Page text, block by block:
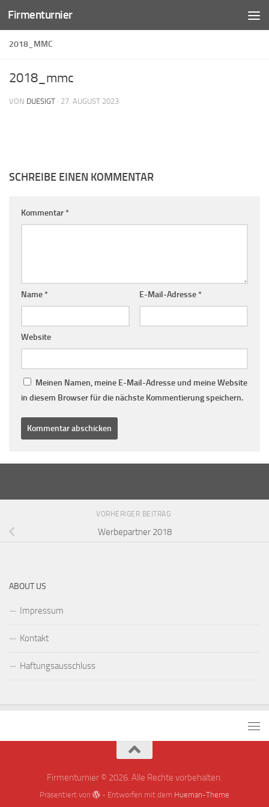
Zum Inhalt springen
Firmenturnier
2018_MMC
2018_mmc
VON DUESIGT · 27. AUGUST 2023
SCHREIBE EINEN KOMMENTAR
Kommentar *
Name * E-Mail-Adresse *
Website
Meinen Namen, meine E-Mail-Adresse und meine Website
in diesem Browser für die nächste Kommentierung speichern.
VORHERIGER BEITRAG
Werbepartner 2018
ABOUT US
Impressum
Kontakt
Haftungsausschluss
Firmenturnier © 2026. Alle Rechte vorbehalten.
Präsentiert von - Entworfen mit dem Hueman-Theme